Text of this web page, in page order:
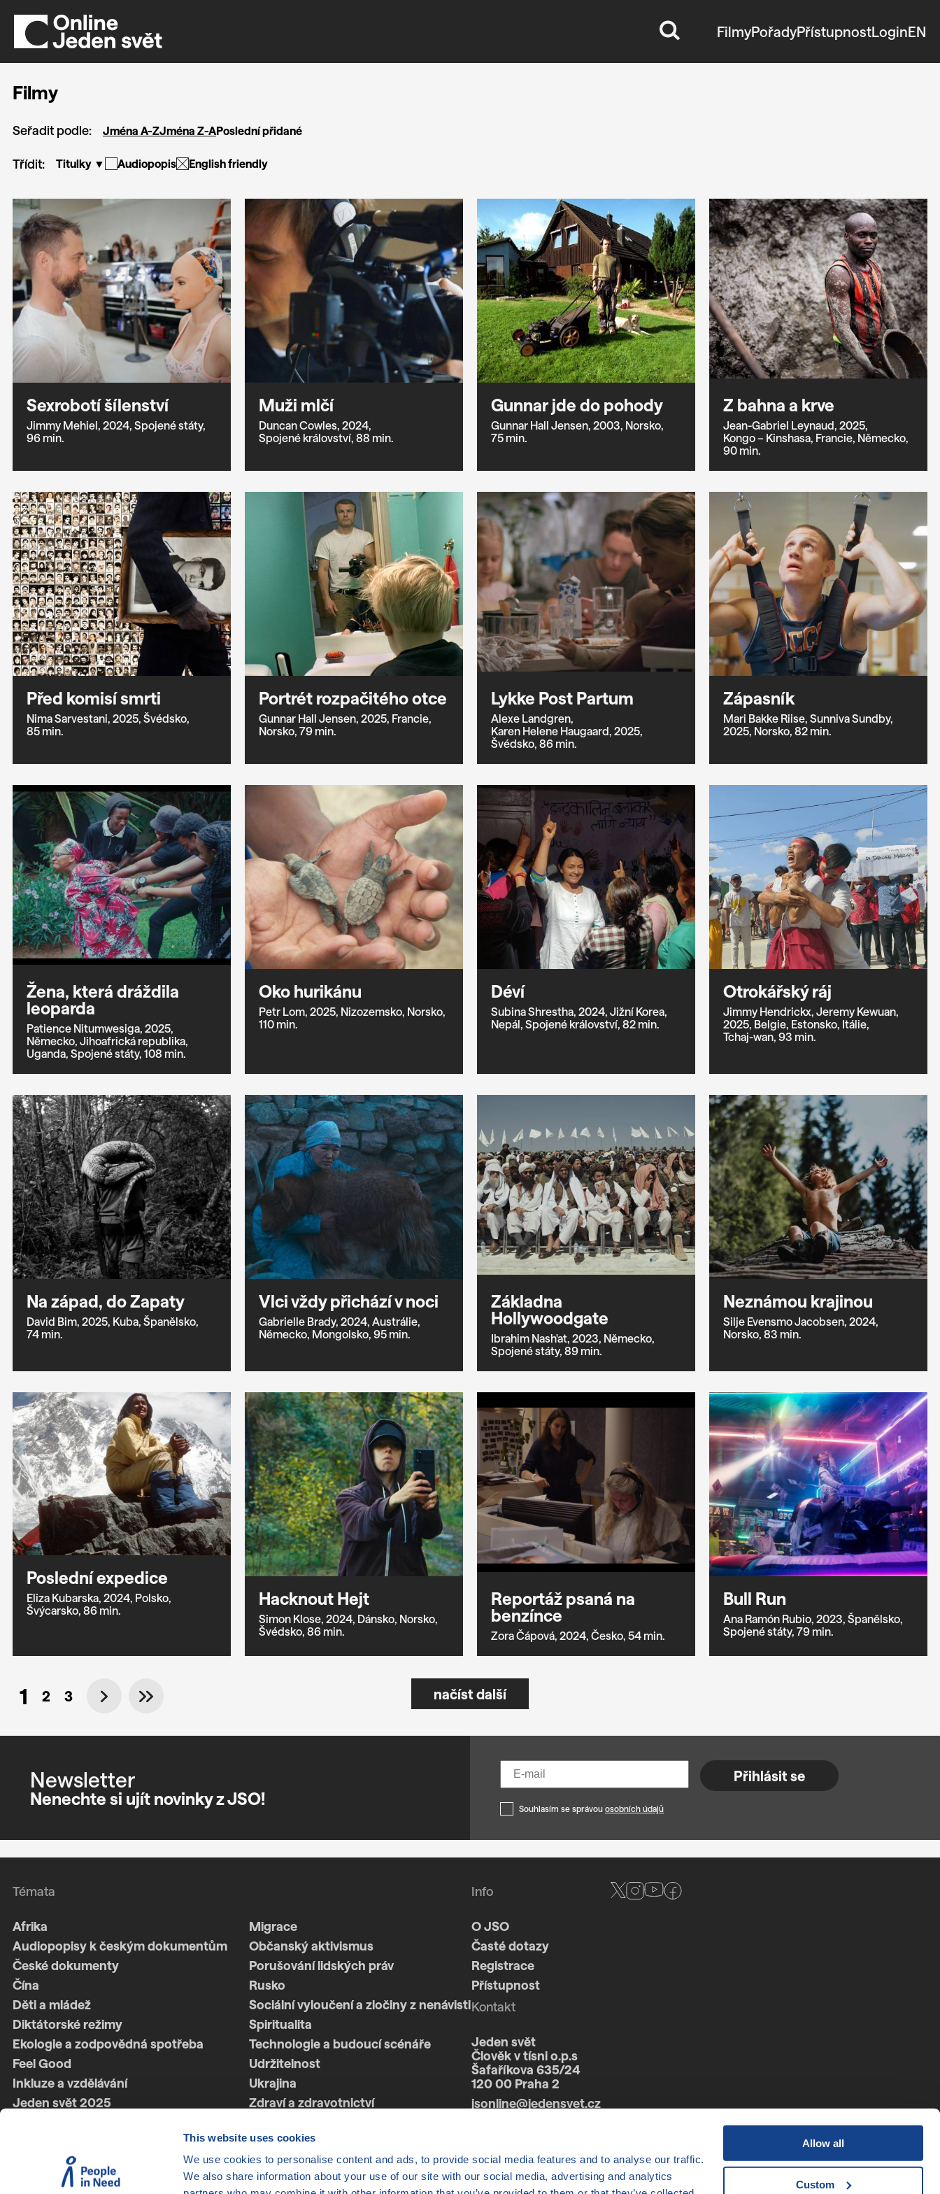
This website uses cookies
We use cookies to personalise content and ads, to provide social media features and to analyse our traffic.
We also share information about your use of our site with our social media, advertising and analytics
Allow all
Custom
FilmyPořadyPřístupnostLoginEN
Filmy
Seřadit podle: Jména A-ZJména Z-APoslední přidané
Třídit: Titulky ▼ Audiopopis English friendly
Sexrobotí šílenství
Jimmy Mehiel, 2024, Spojené státy,
96 min.
Muži mlčí
Duncan Cowles, 2024,
Spojené království, 88 min.
Gunnar jde do pohody
Gunnar Hall Jensen, 2003, Norsko,
75 min.
Z bahna a krve
Jean-Gabriel Leynaud, 2025,
Kongo – Kinshasa, Francie, Německo,
90 min.
Před komisí smrti
Nima Sarvestani, 2025, Švédsko,
85 min.
Portrét rozpačitého otce
Gunnar Hall Jensen, 2025, Francie,
Norsko, 79 min.
Lykke Post Partum
Alexe Landgren,
Karen Helene Haugaard, 2025,
Švédsko, 86 min.
Zápasník
Mari Bakke Riise, Sunniva Sundby,
2025, Norsko, 82 min.
Žena, která dráždila
leoparda
Patience Nitumwesiga, 2025,
Německo, Jihoafrická republika,
Uganda, Spojené státy, 108 min.
Oko hurikánu
Petr Lom, 2025, Nizozemsko, Norsko,
110 min.
Déví
Subina Shrestha, 2024, Jižní Korea,
Nepál, Spojené království, 82 min.
Otrokářský ráj
Jimmy Hendrickx, Jeremy Kewuan,
2025, Belgie, Estonsko, Itálie,
Tchaj-wan, 93 min.
Na západ, do Zapaty
David Bim, 2025, Kuba, Španělsko,
74 min.
Vlci vždy přichází v noci
Gabrielle Brady, 2024, Austrálie,
Německo, Mongolsko, 95 min.
Základna
Hollywoodgate
Ibrahim Nash'at, 2023, Německo,
Spojené státy, 89 min.
Neznámou krajinou
Silje Evensmo Jacobsen, 2024,
Norsko, 83 min.
Poslední expedice
Eliza Kubarska, 2024, Polsko,
Švýcarsko, 86 min.
Hacknout Hejt
Simon Klose, 2024, Dánsko, Norsko,
Švédsko, 86 min.
Reportáž psaná na
benzínce
Zora Čápová, 2024, Česko, 54 min.
Bull Run
Ana Ramón Rubio, 2023, Španělsko,
Spojené státy, 79 min.
načíst další
1 2 3
Newsletter
Nenechte si ujít novinky z JSO!
Přihlásit se
Souhlasím se správou osobních údajů
Témata
Afrika
Migrace
Audiopopisy k českým dokumentům
Občanský aktivismus
České dokumenty
Porušování lidských práv
Čína
Rusko
Děti a mládež
Sociální vyloučení a zločiny z nenávisti
Diktátorské režimy
Spiritualita
Ekologie a zodpovědná spotřeba
Technologie a budoucí scénáře
Feel Good
Udržitelnost
Inkluze a vzdělávání
Ukrajina
Jeden svět 2025
Zdraví a zdravotnictví
Životní styl
Info
O JSO
Časté dotazy
Registrace
Přístupnost
Kontakt
Jeden svět
Člověk v tísni o.p.s
Šafaříkova 635/24
120 00 Praha 2
jsonline@jedensvet.cz